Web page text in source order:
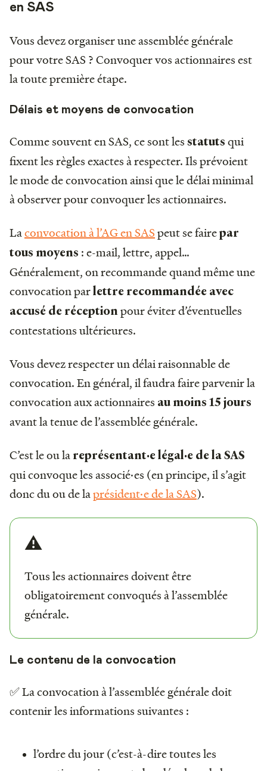
en SAS
Vous devez organiser une assemblée générale
pour votre SAS ? Convoquer vos actionnaires est
la toute première étape.
Délais et moyens de convocation
Comme souvent en SAS, ce sont les statuts qui
fixent les règles exactes à respecter. Ils prévoient
le mode de convocation ainsi que le délai minimal
à observer pour convoquer les actionnaires.
Laconvocation à l’AG en SASpeut se fairepar
tous moyens : e-mail, lettre, appel…
Généralement, on recommande quand même une
convocation parlettre recommandée avec
accusé de réception pour éviter d’éventuelles
contestations ultérieures.
Vous devez respecter un délai raisonnable de
convocation. En général, il faudra faire parvenir la
convocation aux actionnaires au moins 15 jours
avant la tenue de l’assemblée générale.
C’est le ou la représentant·e légal·e de la SAS
qui convoque les associé·es (en principe, il s’agit
donc du ou de laprésident·e de la SAS).
⚠️
Tous les actionnaires doivent être
obligatoirement convoqués à l’assemblée
générale.
Le contenu de la convocation
✅ La convocation à l’assemblée générale doit
contenir les informations suivantes :
l’ordre du jour (c’est-à-dire toutes les